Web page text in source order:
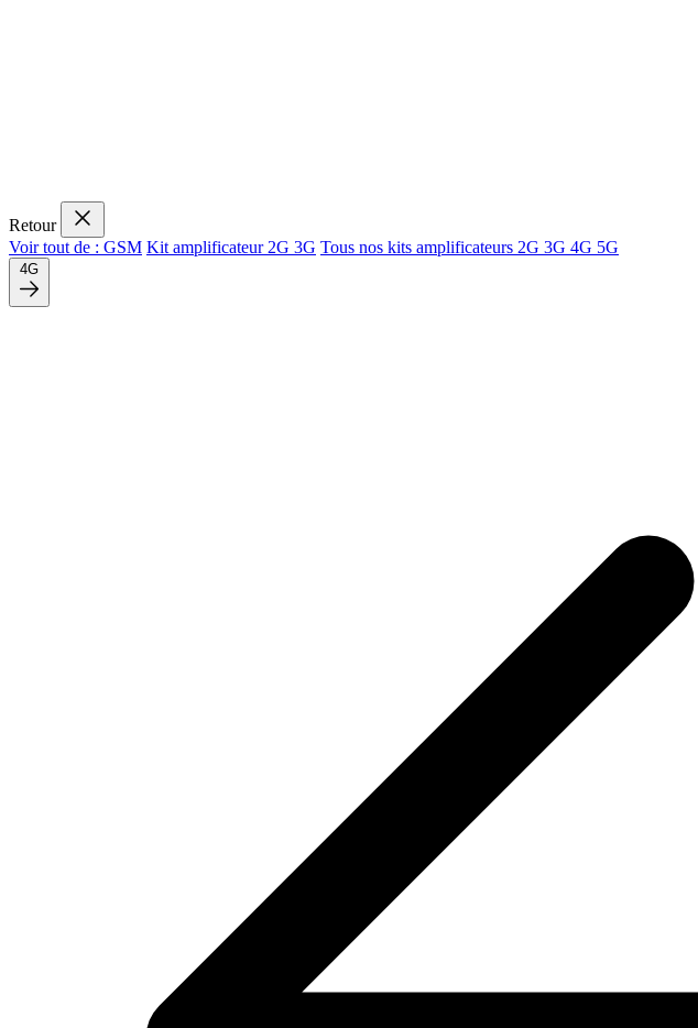
Retour
Voir tout de : GSM Kit amplificateur 2G 3G Tous nos kits amplificateurs 2G 3G 4G 5G
4G